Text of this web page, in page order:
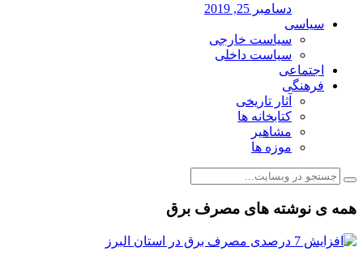
دسامبر 25, 2019
سیاسی
سیاست خارجی
سیاست داخلی
اجتماعی
فرهنگی
آثار تاریخی
کتابخانه ها
مشاهیر
موزه ها
همه ی نوشته های مصرف برق